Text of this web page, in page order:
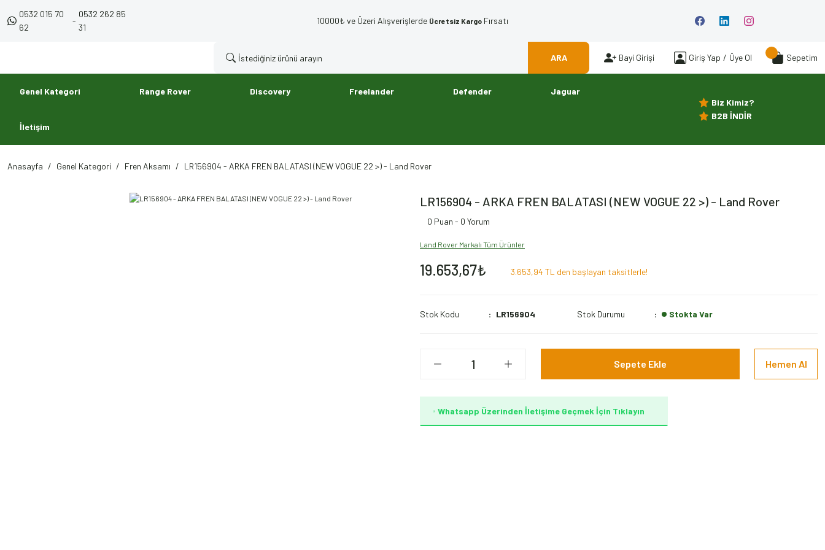
0532 015 70
62
-
0532 262 85
31
10000₺ ve Üzeri Alışverişlerde Ücretsiz Kargo Fırsatı
ARA Bayi Girişi Giriş Yap / Üye Ol Sepetim
Genel Kategori Range Rover Discovery Freelander Defender Jaguar
İletişim
Biz Kimiz?
B2B İNDİR
Anasayfa Genel Kategori Fren Aksamı LR156904 - ARKA FREN BALATASI (NEW VOGUE 22 >) - Land Rover
LR156904 - ARKA FREN BALATASI (NEW VOGUE 22 >) - Land Rover
0 Puan - 0 Yorum
Land Rover Markalı Tüm Ürünler
19.653,67₺ 3.653,94 TL den başlayan taksitlerle!
Stok Kodu LR156904 Stok Durumu Stokta Var
Sepete Ekle Hemen Al
Whatsapp Üzerinden İletişime Geçmek İçin Tıklayın